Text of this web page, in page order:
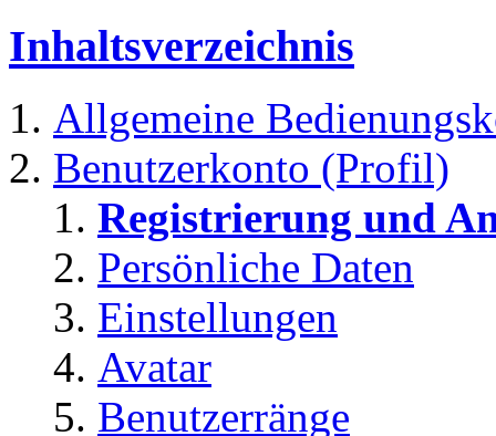
Inhaltsverzeichnis
Allgemeine
Benutzerkonto (Profil)
Registrierung und
Persönliche Daten
Einstellungen
Avatar
Benutzerränge